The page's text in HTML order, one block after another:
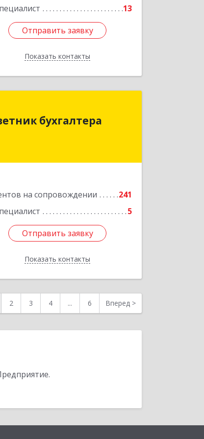
13
Отправить заявку
Показать контакты
Отправить заявку
Назад
бухгалтера
на сопровождении
241
5
Отправить заявку
Показать контакты
Краснодарский край, Ейский
Отправить заявку
Назад
2 3 4 ... 6 Вперед >